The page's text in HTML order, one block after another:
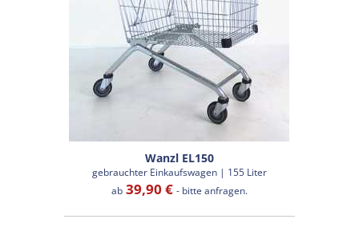
Wanzl EL150
gebrauchter Einkaufswagen | 155 Liter
ab39,90 € - bitte anfragen.